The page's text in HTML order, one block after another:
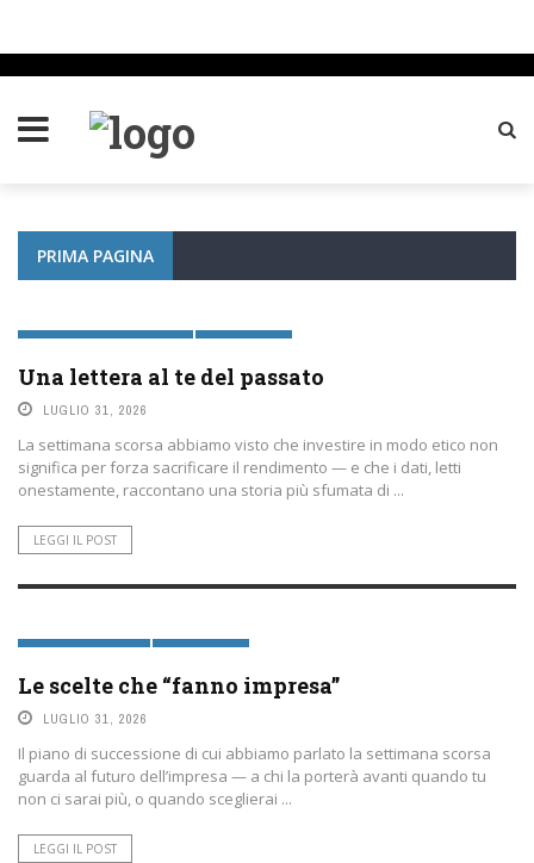
PRIMA PAGINA
PIANIFICAZIONE FINANZIARIA PRIMA PAGINA
Una lettera al te del passato
LUGLIO 31, 2026
La settimana scorsa abbiamo visto che investire in modo etico non
significa per forza sacrificare il rendimento — e che i dati, letti
onestamente, raccontano una storia più sfumata di ...
LEGGI IL POST
PAROLE SOSTENIBILI PRIMA PAGINA
Le scelte che “fanno impresa”
LUGLIO 31, 2026
Il piano di successione di cui abbiamo parlato la settimana scorsa
guarda al futuro dell’impresa — a chi la porterà avanti quando tu
non ci sarai più, o quando sceglierai ...
LEGGI IL POST